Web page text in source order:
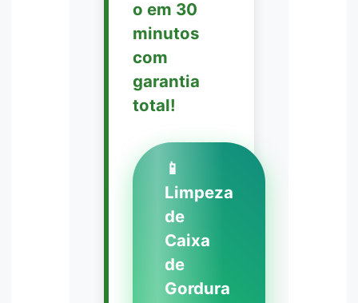
o em 30
minutos
com
garantia
total!
📱
Limpeza
de
Caixa
de
Gordura